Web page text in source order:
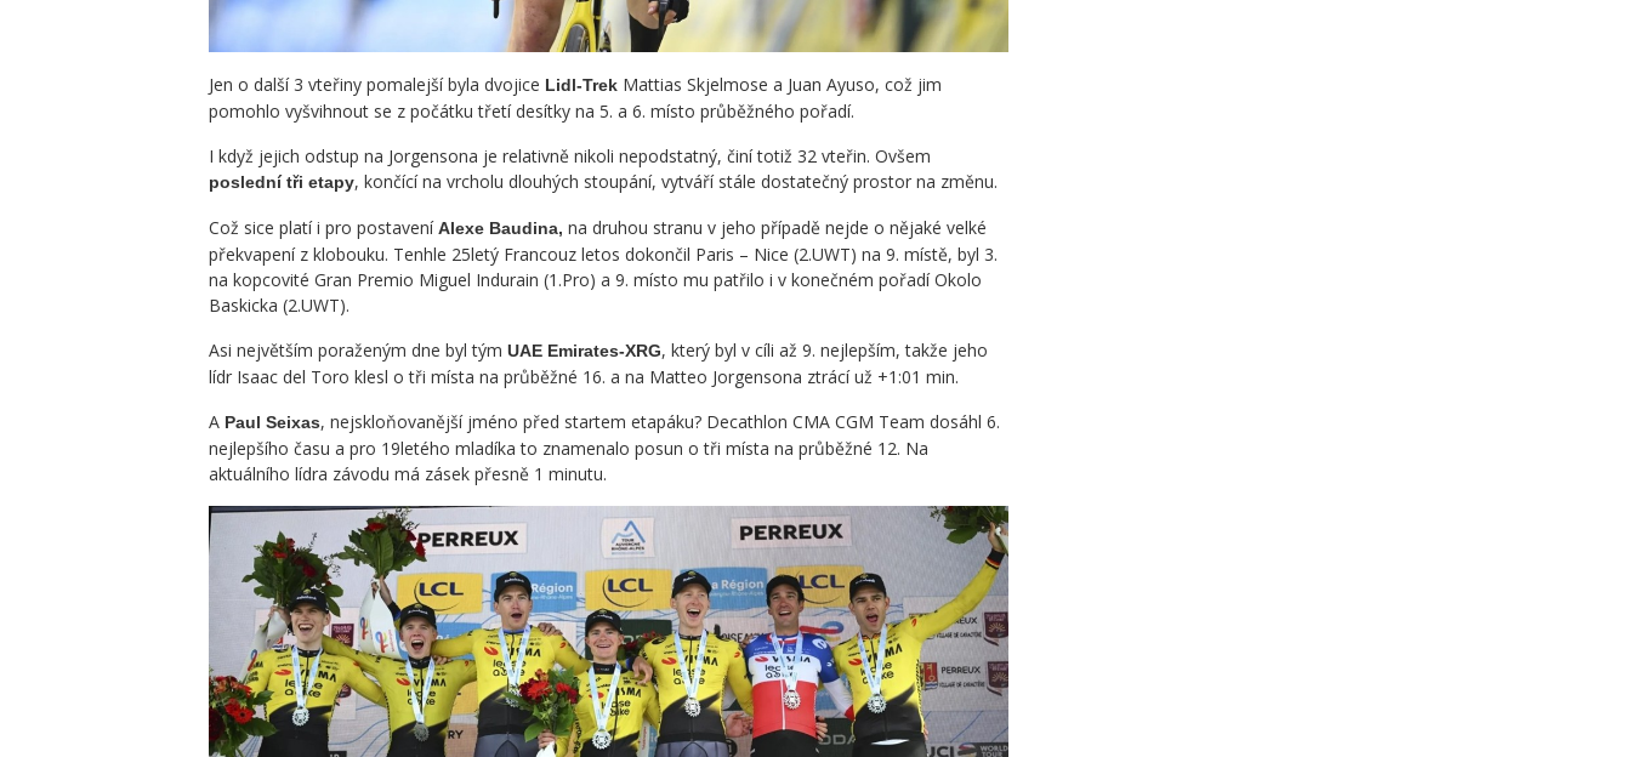
Jen o další 3 vteřiny pomalejší byla dvojice Lidl-Trek Mattias Skjelmose a Juan Ayuso, což jim
pomohlo vyšvihnout se z počátku třetí desítky na 5. a 6. místo průběžného pořadí.
I když jejich odstup na Jorgensona je relativně nikoli nepodstatný, činí totiž 32 vteřin. Ovšem
poslední tři etapy, končící na vrcholu dlouhých stoupání, vytváří stále dostatečný prostor na změnu.
Což sice platí i pro postaveníAlexe Baudina, na druhou stranu v jeho případě nejde o nějaké velké
překvapení z klobouku. Tenhle 25letý Francouz letos dokončil Paris – Nice (2.UWT) na 9. místě, byl 3.
na kopcovité Gran Premio Miguel Indurain (1.Pro) a 9. místo mu patřilo i v konečném pořadí Okolo
Baskicka (2.UWT).
Asi největším poraženým dne byl tým UAE Emirates-XRG, který byl v cíli až 9. nejlepším, takže jeho
lídr Isaac del Toro klesl o tři místa na průběžné 16. a na Matteo Jorgensona ztrácí už +1:01 min.
A Paul Seixas, nejskloňovanější jméno před startem etapáku? Decathlon CMA CGM Team dosáhl 6.
nejlepšího času a pro 19letého mladíka to znamenalo posun o tři místa na průběžné 12. Na
aktuálního lídra závodu má zásek přesně 1 minutu.